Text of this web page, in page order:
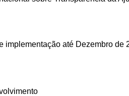
até Dezembro de